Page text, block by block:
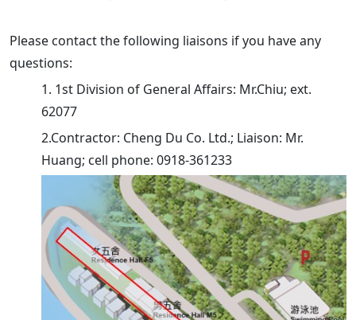
Please contact the following liaisons if you have any
questions:
1. 1st Division of General Affairs: Mr.Chiu; ext.
62077
2.Contractor: Cheng Du Co. Ltd.; Liaison: Mr.
Huang; cell phone: 0918-361233